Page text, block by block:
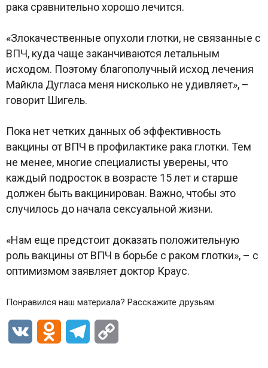
рака сравнительно хорошо лечится.
«Злокачественные опухоли глотки, не связанные с
ВПЧ, куда чаще заканчиваются летальным
исходом. Поэтому благополучный исход лечения
Майкла Дугласа меня нисколько не удивляет», –
говорит Шигель.
Пока нет четких данных об эффективность
вакцины от ВПЧ в профилактике рака глотки. Тем
не менее, многие специалисты уверены, что
каждый подросток в возрасте 15 лет и старше
должен быть вакцинирован. Важно, чтобы это
случилось до начала сексуальной жизни.
«Нам еще предстоит доказать положительную
роль вакцины от ВПЧ в борьбе с раком глотки», – с
оптимизмом заявляет доктор Краус.
Понравился наш материала? Расскажите друзьям:
VK Odnoklassniki
Telegram